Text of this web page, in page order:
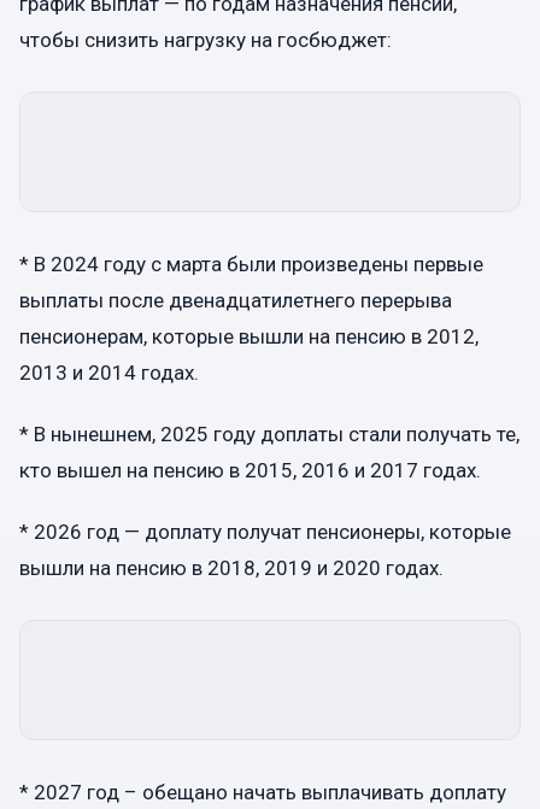
чтобы снизить нагрузку на госбюджет:
* В 2024 году с марта были произведены первые
выплаты после двенадцатилетнего перерыва
пенсионерам, которые вышли на пенсию в 2012,
2013 и 2014 годах.
* В нынешнем, 2025 году доплаты стали получать те,
кто вышел на пенсию в 2015, 2016 и 2017 годах.
* 2026 год — доплату получат пенсионеры, которые
вышли на пенсию в 2018, 2019 и 2020 годах.
* 2027 год – обещано начать выплачивать доплату